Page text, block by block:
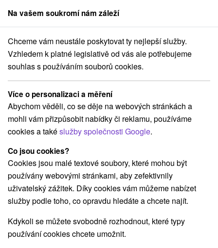
člen skupinySorger
na prenájom Východné Slovensko Prešovský kraj Batizovce
Chaty na prenájom Batizovce
Kategorie
Všechny kategorie
Apartmány(3)
Chaty na prenájom(4) Penzióny (1) Priváty
Vyberte lokalitu nebo termín
VŠECHNY NEJLEVNĚJŠÍ NEJDRAŽŠÍ PODLE
Na vašem soukromí nám záleží
Chceme vám neustále poskytovat ty nejlepší služby.
Vzhledem k platné legislativě od vás ale potřebujeme
souhlas s používáním souborů cookies.
Více o personalizaci a měření
Abychom věděli, co se děje na webových stránkách a
mohli vám přizpůsobit nabídky či reklamu, používáme
cookies a takéslužby společnosti Google.
Co jsou cookies?
Cookies jsou malé textové soubory, které mohou být
používány webovými stránkami, aby zefektivnily
uživatelský zážitek. Díky cookies vám můžeme nabízet
služby podle toho, co opravdu hledáte a chcete najít.
Kdykoli se můžete svobodně rozhodnout, které typy
používání cookies chcete umožnit.